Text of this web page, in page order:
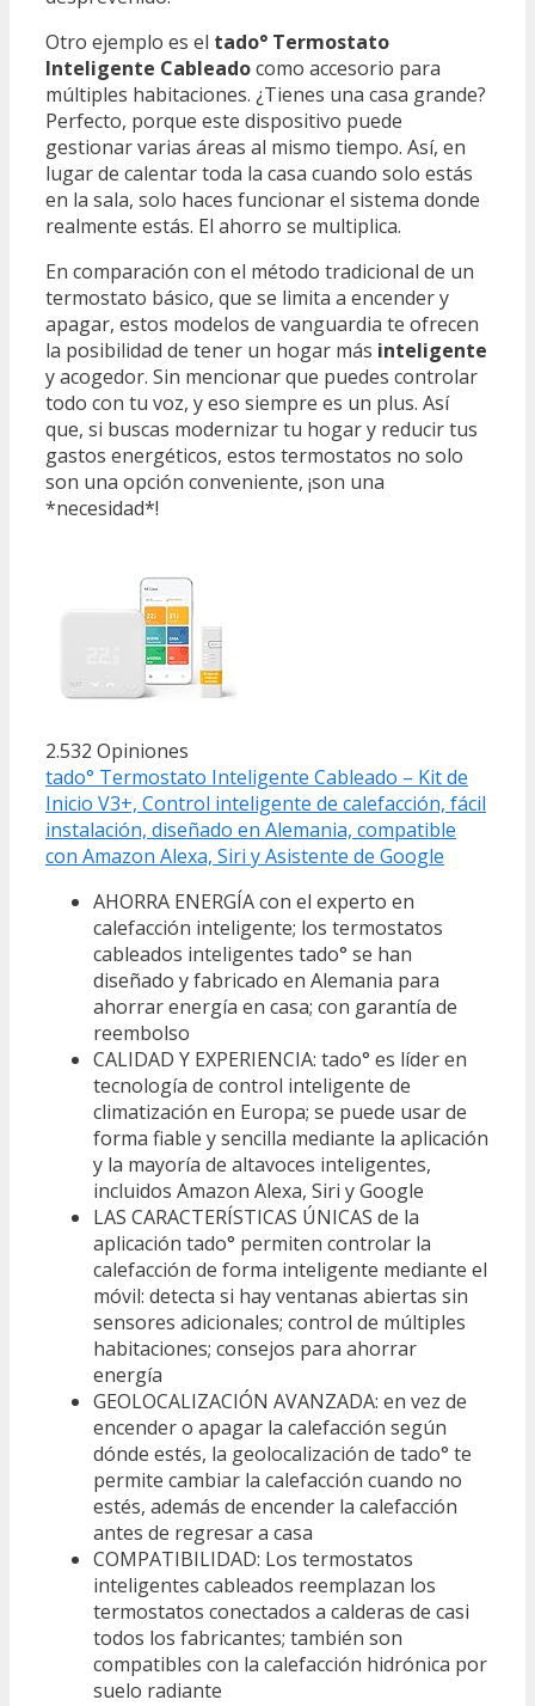
Otro ejemplo es el tado° Termostato
Inteligente Cableadocomo accesorio para
múltiples habitaciones. ¿Tienes una casa grande?
Perfecto, porque este dispositivo puede
gestionar varias áreas al mismo tiempo. Así, en
lugar de calentar toda la casa cuando solo estás
en la sala, solo haces funcionar el sistema donde
realmente estás. El ahorro se multiplica.
En comparación con el método tradicional de un
termostato básico, que se limita a encender y
apagar, estos modelos de vanguardia te ofrecen
la posibilidad de tener un hogar más inteligente
y acogedor. Sin mencionar que puedes controlar
todo con tu voz, y eso siempre es un plus. Así
que, si buscas modernizar tu hogar y reducir tus
gastos energéticos, estos termostatos no solo
son una opción conveniente, ¡son una
*necesidad*!
2.532 Opiniones
tado° Termostato Inteligente Cableado – Kit de
Inicio V3+, Control inteligente de calefacción, fácil
instalación, diseñado en Alemania, compatible
con Amazon Alexa, Siri y Asistente de Google
AHORRA ENERGÍA con el experto en
calefacción inteligente; los termostatos
cableados inteligentes tado° se han
diseñado y fabricado en Alemania para
ahorrar energía en casa; con garantía de
reembolso
CALIDAD Y EXPERIENCIA: tado° es líder en
tecnología de control inteligente de
climatización en Europa; se puede usar de
forma fiable y sencilla mediante la aplicación
y la mayoría de altavoces inteligentes,
incluidos Amazon Alexa, Siri y Google
LAS CARACTERÍSTICAS ÚNICAS de la
aplicación tado° permiten controlar la
calefacción de forma inteligente mediante el
móvil: detecta si hay ventanas abiertas sin
sensores adicionales; control de múltiples
habitaciones; consejos para ahorrar
energía
GEOLOCALIZACIÓN AVANZADA: en vez de
encender o apagar la calefacción según
dónde estés, la geolocalización de tado° te
permite cambiar la calefacción cuando no
estés, además de encender la calefacción
antes de regresar a casa
COMPATIBILIDAD: Los termostatos
inteligentes cableados reemplazan los
termostatos conectados a calderas de casi
todos los fabricantes; también son
compatibles con la calefacción hidrónica por
suelo radiante